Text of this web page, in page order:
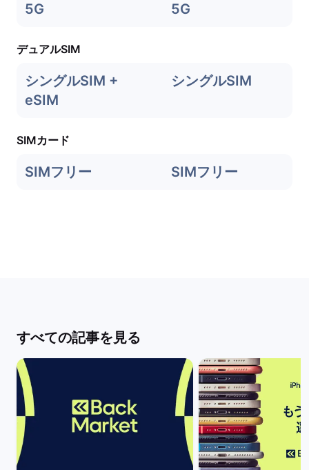
5G 5G
デュアルSIM
シングルSIM +
eSIM
シングルSIM
SIMカード
SIMフリー SIMフリー
すべての記事を見る